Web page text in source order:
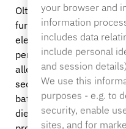
Oltre alle categorie più
furti nel settore della
elettrici, raccordi in
per lame: prodotti che
allettanti, ma che vanno
secondario. Il metodo
batterie o di lame Diablo
dieci secondi, è una
your browser and
information
includes data
include personal
and session
We use this
purposes - e.g. to
security, enable
sites, and for